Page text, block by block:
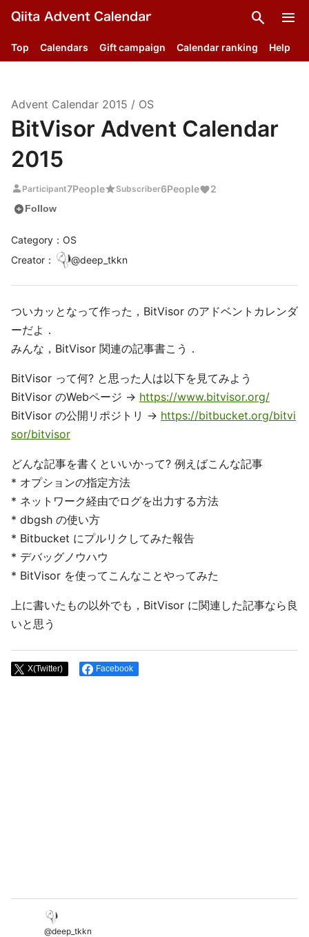
search menu
Top Calendars Gift campaign Calendar ranking Help
Advent Calendar 2015 / OS
BitVisor Advent Calendar
2015
person Participant7PeoplestarSubscriber6People 2
add_circleFollow
Category：OS
Creator ： @deep_tkkn
ついカッとなって作った，BitVisor のアドベントカレンダ
ーだよ．
みんな，BitVisor 関連の記事書こう．
BitVisor って何? と思った人は以下を見てみよう
BitVisor のWebページ → https://www.bitvisor.org/
BitVisor の公開リポジトリ → https://bitbucket.org/bitvi
sor/bitvisor
どんな記事を書くといいかって? 例えばこんな記事
* オプションの指定方法
* ネットワーク経由でログを出力する方法
* dbgsh の使い方
* Bitbucket にプルリクしてみた報告
* デバッグノウハウ
* BitVisor を使ってこんなことやってみた
上に書いたもの以外でも，BitVisor に関連した記事なら良
いと思う
X(Twitter) Facebook
@deep_tkkn